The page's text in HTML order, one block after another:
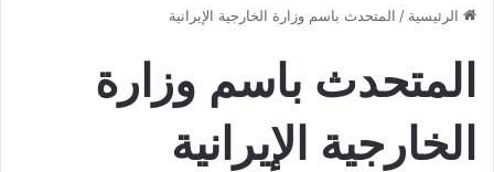
الرئيسية / المتحدث باسم وزارة الخارجية الإيرانية
المتحدث باسم وزارة
الخارجية الإيرانية